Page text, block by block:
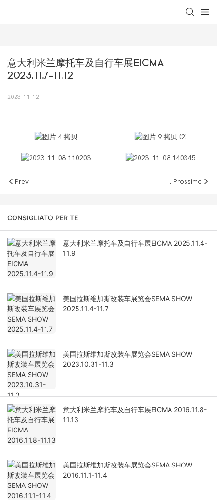
意大利米兰摩托车及自行车展EICMA
2023.11.7-11.12
2023-11-12
Prev Il Prossimo
CONSIGLIATO PER TE
意大利米兰摩托车及自行车展EICMA 2025.11.4-
11.9
美国拉斯维加斯改装车展览会SEMA SHOW
2025.11.4-11.7
美国拉斯维加斯改装车展览会SEMA SHOW
2023.10.31-11.3
意大利米兰摩托车及自行车展EICMA 2016.11.8-
11.13
美国拉斯维加斯改装车展览会SEMA SHOW
2016.11.1-11.4